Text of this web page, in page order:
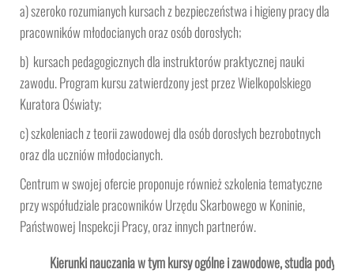
a) szeroko rozumianych kursach z bezpieczeństwa i higieny pracy dla
pracowników młodocianych oraz osób dorosłych;
b) kursach pedagogicznych dla instruktorów praktycznej nauki
zawodu. Program kursu zatwierdzony jest przez Wielkopolskiego
Kuratora Oświaty;
c) szkoleniach z teorii zawodowej dla osób dorosłych bezrobotnych
oraz dla uczniów młodocianych.
Centrum w swojej ofercie proponuje również szkolenia tematyczne
przy współudziale pracowników Urzędu Skarbowego w Koninie,
Państwowej Inspekcji Pracy, oraz innych partnerów.
Kierunki nauczania w tym kursy ogólne i zawodowe, studia